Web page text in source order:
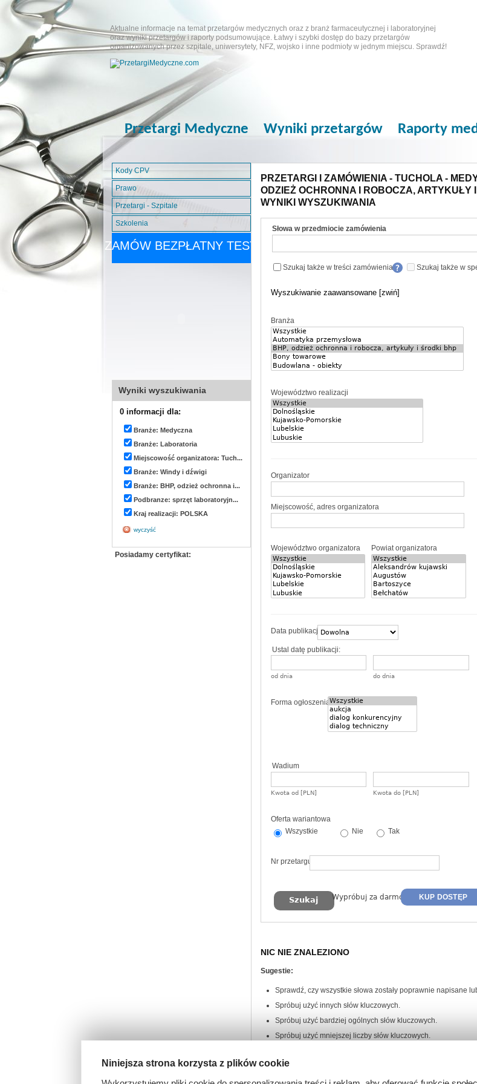
Aktualne informacje na temat przetargów medycznych oraz z branż farmaceutycznej i laboratoryjnej
oraz wyniki przetargów i raporty podsumowujące. Łatwy i szybki dostęp do bazy przetargów
organizowanych przez szpitale, uniwersytety, NFZ, wojsko i inne podmioty w jednym miejscu. Sprawdź!
Przetargi Medyczne Wyniki przetargów Raporty
PRZETARGI I ZAMÓWIENIA - TUCHOLA -
ODZIEŻ OCHRONNA I ROBOCZA,
WYNIKI WYSZUKIWANIA
Słowa w przedmiocie zamówienia
Szukaj także w treści zamówienia Szukaj także w
Wyszukiwanie zaawansowane [zwiń]
Branża
Województwo realizacji
Organizator
Miejscowość, adres organizatora
Województwo organizatora Powiat organizatora
Data publikacji
Ustal datę publikacji:
od dnia do dnia
Forma ogłoszenia
Wadium
Kwota od [PLN] Kwota do [PLN]
Oferta wariantowa
Wszystkie
Nie Tak
Nr przetargu
Wypróbuj za darmo KUP DOSTĘP
NIC NIE ZNALEZIONO
Sugestie:
Sprawdź, czy wszystkie słowa zostały poprawnie napisane
Spróbuj użyć innych słów kluczowych.
Spróbuj użyć bardziej ogólnych słów kluczowych.
Spróbuj użyć mniejszej liczby słów kluczowych.
Kody CPV
Prawo
Przetargi - Szpitale
Szkolenia
ZAMÓW BEZPŁATNY TEST
Wyniki wyszukiwania
0 informacji dla:
Branże: Medyczna
Branże: Laboratoria
Miejscowość organizatora: Tuch...
Branże: Windy i dźwigi
Branże: BHP, odzież ochronna i...
Podbranze: sprzęt laboratoryjn...
Kraj realizacji: POLSKA
wyczyść
Posiadamy certyfikat:
Niniejsza strona korzysta z plików cookie